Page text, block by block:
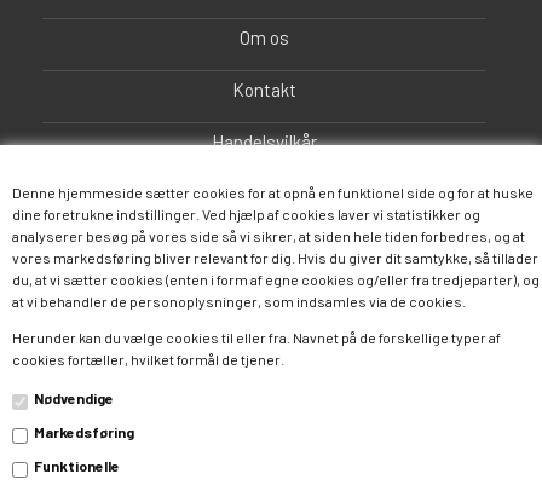
Denne hjemmeside sætter cookies for at opnå en funktionel side og for at huske
dine foretrukne indstillinger. Ved hjælp af cookies laver vi statistikker og
analyserer besøg på vores side så vi sikrer, at siden hele tiden forbedres, og at
vores markedsføring bliver relevant for dig. Hvis du giver dit samtykke, så tillader
du, at vi sætter cookies (enten i form af egne cookies og/eller fra tredjeparter), og
at vi behandler de personoplysninger, som indsamles via de cookies.
Herunder kan du vælge cookies til eller fra. Navnet på de forskellige typer af
cookies fortæller, hvilket formål de tjener.
Nødvendige
Markedsføring
Funktionelle
Om os
Kontakt
Handelsvilkår
Fortrydelsesret
Fragt og Levering
FAQ